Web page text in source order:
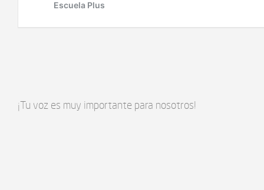
¡Tu voz es muy importante para nosotros!